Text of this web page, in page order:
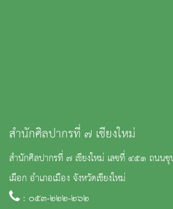
สำนักศิลปากรที่ ๗ เชียงใหม่
สำนักศิลปากรที่ ๗ เชียงใหม่ เลขที่ ๔๕๑ ถนนซุ
เผือก อำเภอเมือง จังหวัดเชียงใหม่
: ๐๕๓-๒๒๒-๒๖๒